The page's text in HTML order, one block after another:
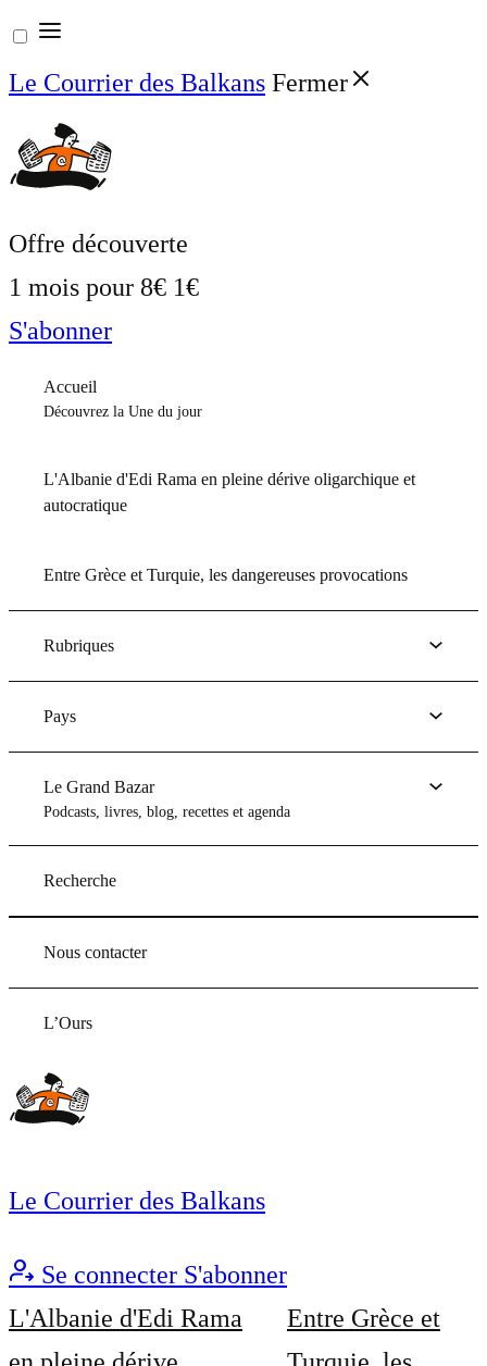
Aller
au
contenu
Le Courrier des Balkans Fermer
Offre découverte
1 mois pour 8€ 1€
S'abonner
Accueil
Découvrez la Une du jour
L'Albanie d'Edi Rama en pleine dérive oligarchique et
autocratique
Entre Grèce et Turquie, les dangereuses provocations
Rubriques
Pays
Le Grand Bazar
Podcasts, livres, blog, recettes et agenda
Recherche
Nous contacter
L’Ours
Le Courrier des Balkans
Se connecter S'abonner
L'Albanie d'Edi Rama
Entre Grèce et